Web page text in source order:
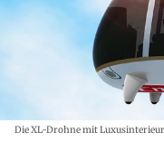
Die XL-Drohne mit